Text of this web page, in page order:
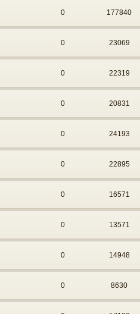
0 177840
0 23069
0 22319
0 20831
0 24193
0 22895
0 16571
0 13571
0 14948
0 8630